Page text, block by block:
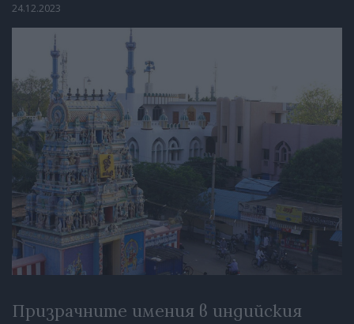
24.12.2023
Призрачните имения в индийския